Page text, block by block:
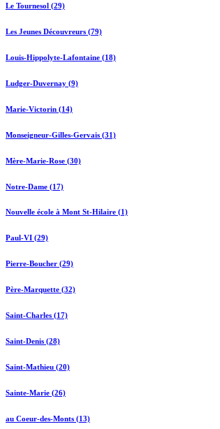
Le Tournesol (29)
Les Jeunes Découvreurs (79)
Louis-Hippolyte-Lafontaine (18)
Ludger-Duvernay (9)
Marie-Victorin (14)
Monseigneur-Gilles-Gervais (31)
Mère-Marie-Rose (30)
Notre-Dame (17)
Nouvelle école à Mont St-Hilaire (1)
Paul-VI (29)
Pierre-Boucher (29)
Père-Marquette (32)
Saint-Charles (17)
Saint-Denis (28)
Saint-Mathieu (20)
Sainte-Marie (26)
au Coeur-des-Monts (13)